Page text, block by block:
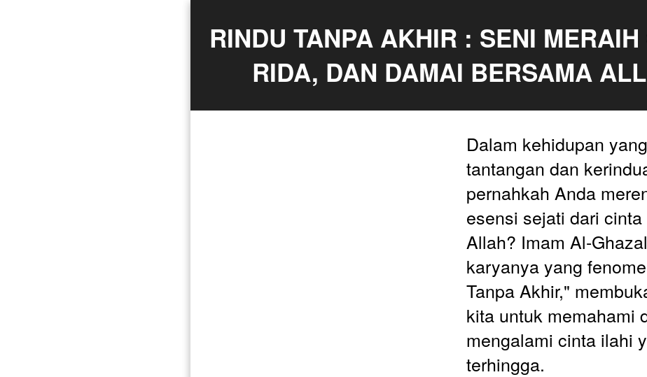
RINDU TANPA AKHIR : SENI MERAIH
RIDA, DAN DAMAI BERSAMA
Dalam kehidupan
tantangan dan
pernahkah Anda
esensi sejati dari
Allah? Imam Al-
karyanya yang
Tanpa Akhir,"
kita untuk memahami
mengalami cinta ilahi
terhingga.